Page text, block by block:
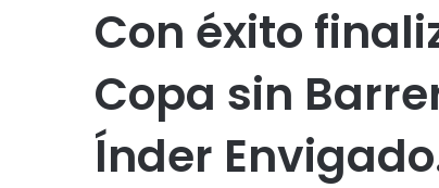
Con éxito
Copa sin
Índer